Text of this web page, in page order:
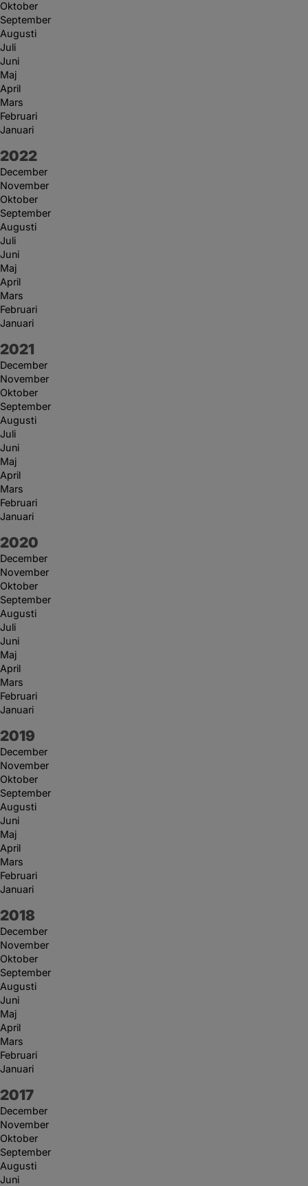
Oktober
September
Augusti
Juli
Juni
Maj
April
Mars
Februari
Januari
År:
2022
December
November
Oktober
September
Augusti
Juli
Juni
Maj
April
Mars
Februari
Januari
År:
2021
December
November
Oktober
September
Augusti
Juli
Juni
Maj
April
Mars
Februari
Januari
År:
2020
December
November
Oktober
September
Augusti
Juli
Juni
Maj
April
Mars
Februari
Januari
År:
2019
December
November
Oktober
September
Augusti
Juni
Maj
April
Mars
Februari
Januari
År:
2018
December
November
Oktober
September
Augusti
Juni
Maj
April
Mars
Februari
Januari
År:
2017
December
November
Oktober
September
Augusti
Juni